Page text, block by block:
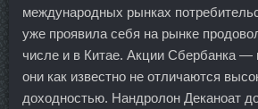
международных рынках
уже проявила себя на рынке
числе и в Китае. Акции Сбербанка
они как известно не отличаются
доходностью. Нандролон Деканоат